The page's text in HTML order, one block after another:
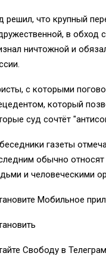
решил, что крупный
в обход
ничтожной и
с которыми
который
суд сочтёт
газеты
обычно относят
и человеческими
Мобильное
Свободу в